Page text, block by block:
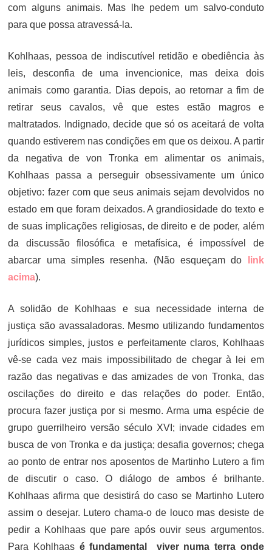
com alguns animais. Mas lhe pedem um salvo-conduto
para que possa atravessá-la.
Kohlhaas, pessoa de indiscutível retidão e obediência às
leis, desconfia de uma invencionice, mas deixa dois
animais como garantia. Dias depois, ao retornar a fim de
retirar seus cavalos, vê que estes estão magros e
maltratados. Indignado, decide que só os aceitará de volta
quando estiverem nas condições em que os deixou. A partir
da negativa de von Tronka em alimentar os animais,
Kohlhaas passa a perseguir obsessivamente um único
objetivo: fazer com que seus animais sejam devolvidos no
estado em que foram deixados. A grandiosidade do texto e
de suas implicações religiosas, de direito e de poder, além
da discussão filosófica e metafísica, é impossível de
abarcar uma simples resenha. (Não esqueçam do
link
acima).
A solidão de Kohlhaas e sua necessidade interna de
justiça são avassaladoras. Mesmo utilizando fundamentos
jurídicos simples, justos e perfeitamente claros, Kohlhaas
vê-se cada vez mais impossibilitado de chegar à lei em
razão das negativas e das amizades de von Tronka, das
oscilações do direito e das relações do poder. Então,
procura fazer justiça por si mesmo. Arma uma espécie de
grupo guerrilheiro versão século XVI; invade cidades em
busca de von Tronka e da justiça; desafia governos; chega
ao ponto de entrar nos aposentos de Martinho Lutero a fim
de discutir o caso. O diálogo de ambos é brilhante.
Kohlhaas afirma que desistirá do caso se Martinho Lutero
assim o desejar. Lutero chama-o de louco mas desiste de
pedir a Kohlhaas que pare após ouvir seus argumentos.
Para Kohlhaas é fundamental viver numa terra onde